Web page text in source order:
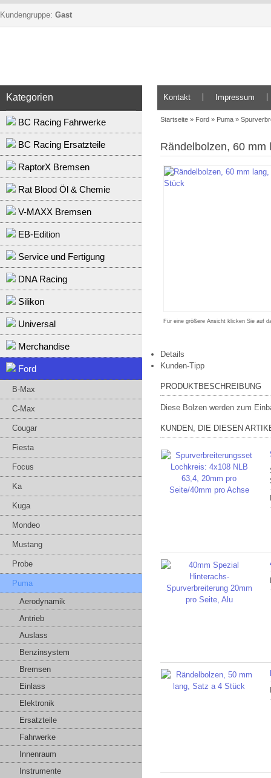
Kundengruppe: Gast
Kategorien
BC Racing Fahrwerke
BC Racing Ersatzteile
RaptorX Bremsen
Rat Blood Öl & Chemie
V-MAXX Bremsen
EB-Edition
Service und Fertigung
DNA Racing
Silikon
Universal
Merchandise
Ford
B-Max
C-Max
Cougar
Fiesta
Focus
Ka
Kuga
Mondeo
Mustang
Probe
Puma
Aerodynamik
Antrieb
Auslass
Benzinsystem
Bremsen
Einlass
Elektronik
Ersatzteile
Fahrwerke
Innenraum
Instrumente
Kontakt Impressum
Startseite » Ford » Puma »
Rändelbolzen, 60 mm
Für eine größere Ansicht klicken Sie auf
Details
Kunden-Tipp
PRODUKTBESCHREIBUNG
Diese Bolzen werden zum
KUNDEN, DIE DIESEN